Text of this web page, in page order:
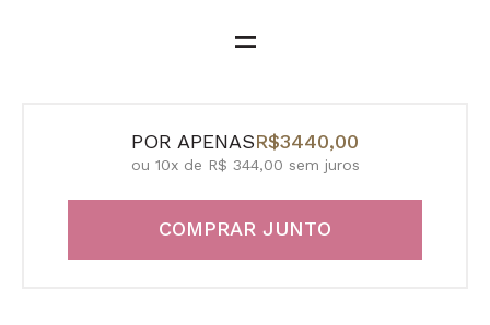
=
POR APENASR$3440,00
ou 10x de R$ 344,00 sem juros
COMPRAR JUNTO